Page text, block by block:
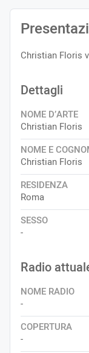
Christian Floris
Dettagli
NOME D’ARTE
Christian Floris
NOME E
Christian Floris
RESIDENZA
Roma
SESSO
-
Radio
NOME RADIO
-
COPERTURA
-